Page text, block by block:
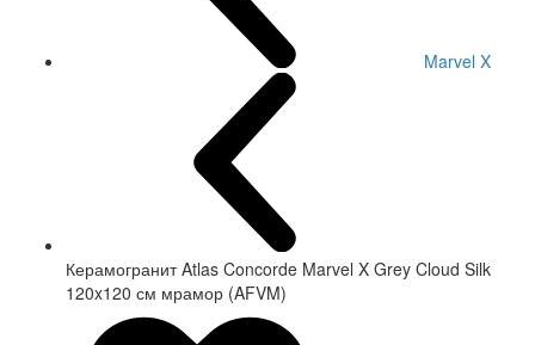
Marvel X
Керамогранит Atlas Concorde Marvel X Grey Cloud Silk
120x120 см мрамор (AFVM)